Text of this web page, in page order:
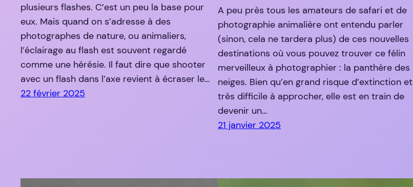
plusieurs flashes. C’est un peu la base pour
eux. Mais quand on s’adresse à des
photographes de nature, ou animaliers,
l’éclairage au flash est souvent regardé
comme une hérésie. Il faut dire que shooter
avec un flash dans l’axe revient à écraser le…
22 février 2025
A peu près tous les amateurs de safari et de
photographie animalière ont entendu parler
(sinon, cela ne tardera plus) de ces nouvelles
destinations où vous pouvez trouver ce félin
merveilleux à photographier : la panthère des
neiges. Bien qu’en grand risque d’extinction et
très difficile à approcher, elle est en train de
devenir un…
21 janvier 2025